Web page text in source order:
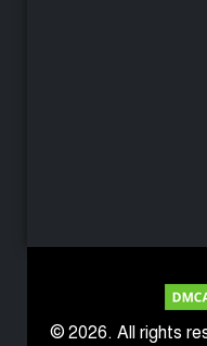
© 2026. All rights